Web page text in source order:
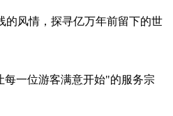
的风情，探寻亿万年前留下的世
每一位游客满意开始"的服务宗